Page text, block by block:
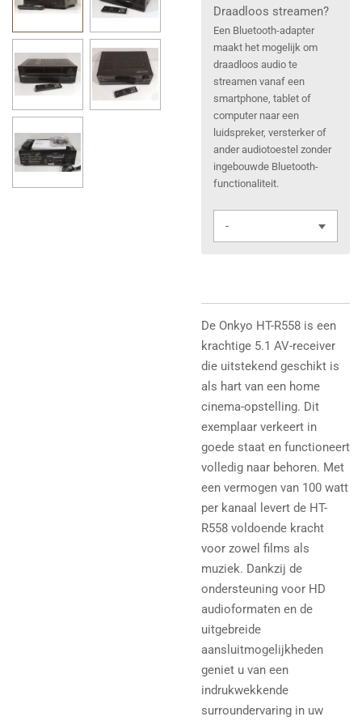
Draadloos streamen?
Een Bluetooth-adapter
maakt het mogelijk om
draadloos audio te
streamen vanaf een
smartphone, tablet of
computer naar een
luidspreker, versterker of
ander audiotoestel zonder
ingebouwde Bluetooth-
functionaliteit.
De Onkyo HT-R558 is een
krachtige 5.1 AV-receiver
die uitstekend geschikt is
als hart van een home
cinema-opstelling. Dit
exemplaar verkeert in
goede staat en functioneert
volledig naar behoren. Met
een vermogen van 100 watt
per kanaal levert de HT-
R558 voldoende kracht
voor zowel films als
muziek. Dankzij de
ondersteuning voor HD
audioformaten en de
uitgebreide
aansluitmogelijkheden
geniet u van een
indrukwekkende
surroundervaring in uw